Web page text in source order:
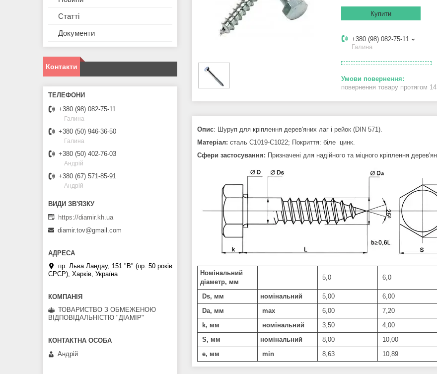
Купити
+380 (98) 082-75-11
Галина
повернення товару протягом 14
Опис: Шуруп для кріплення дерев'яних лаг і рейок (DIN 571).
Матеріал: сталь С1019-С1022; Покриття: біле цинк.
Сфери застосування: Призначені для надійного та міцного кріплення
Номінальний
діаметр, мм
5,0 6,0
Ds, мм номінальний 5,00 6,00
Da, мм
max 6,00 7,20
k, мм
номінальний 3,50 4,00
S, мм
номінальний 8,00 10,00
e, мм
min 8,63 10,89
Статті
Документи
Контакти
+380 (98) 082-75-11
Галина
+380 (50) 946-36-50
Галина
+380 (50) 402-76-03
Андрій
+380 (67) 571-85-91
Андрій
https://diamir.kh.ua
diamir.tov@gmail.com
пр. Льва Ландау, 151 "В" (пр. 50 років
СРСР), Харків, Україна
ТОВАРИСТВО З ОБМЕЖЕНОЮ
ВІДПОВІДАЛЬНІСТЮ "ДІАМІР"
Андрій